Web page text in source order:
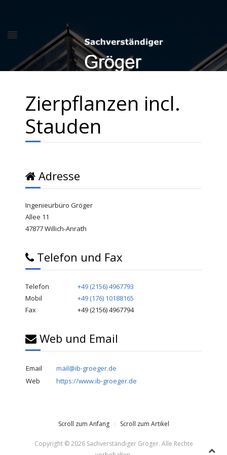
Zierpflanzen incl.
Stauden
Adresse
Ingenieurbüro Gröger
Allee 11
47877 Willich-Anrath
Telefon und Fax
Telefon
+49 (2156) 4967793
Mobil
+49 (176) 10188165
Fax
+49 (2156) 4967794
Web und Email
Email
mail@ib-groeger.de
Web
https://www.ib-groeger.de
Scroll zum Anfang Scroll zum Artikel
Copyright © 2026 Sachverständiger Gröger. Alle Rechte